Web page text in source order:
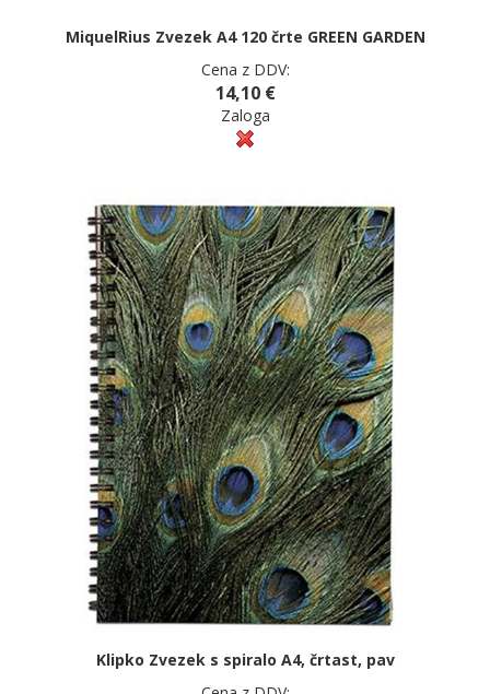
MiquelRius Zvezek A4 120 črte GREEN GARDEN
Cena z DDV:
14,10 €
Zaloga
Klipko Zvezek s spiralo A4, črtast, pav